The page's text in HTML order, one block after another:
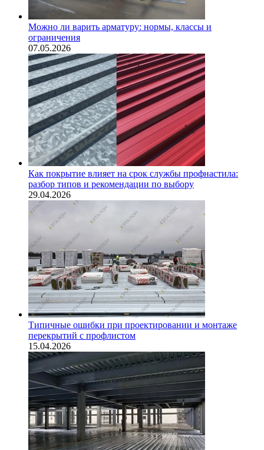
Можно ли варить арматуру: нормы, классы и
ограничения
07.05.2026
Как покрытие влияет на срок службы профнастила:
разбор типов и рекомендации по выбору
29.04.2026
Типичные ошибки при проектировании и монтаже
перекрытий с профлистом
15.04.2026